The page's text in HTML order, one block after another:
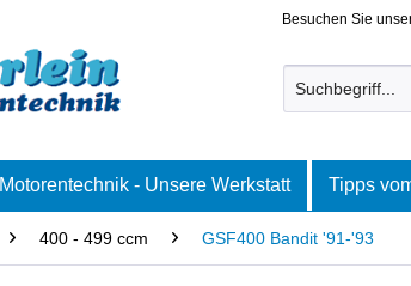
Besuchen Sie
Motorentechnik - Unsere Werkstatt Tipps
400 - 499 ccm GSF400 Bandit '91-'93